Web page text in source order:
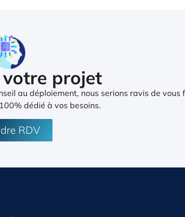
projet
au déploiement, nous serions ravis de vous
dédié à vos besoins.
RDV